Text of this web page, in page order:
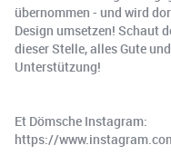
übernommen - und wird
Design umsetzen! Schaut
dieser Stelle, alles Gute
Unterstützung!
Et Dömsche Instagram:
https://